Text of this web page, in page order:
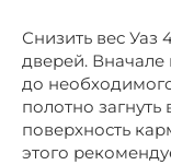
Снизить вес
дверей. Вначале
до
полотно
поверхность
этого